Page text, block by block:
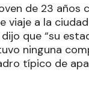
de 23 años
viaje a la
que “su
ninguna
típico de